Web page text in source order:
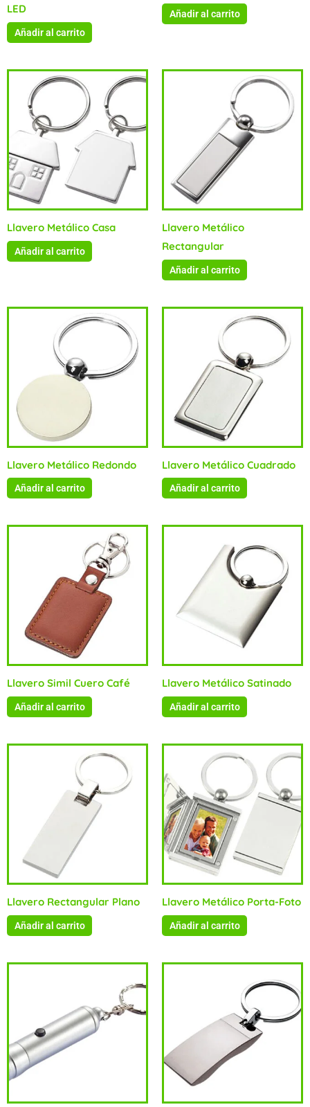
LED
Añadir al carrito
Añadir al carrito
Llavero Metálico Casa
Añadir al carrito
Llavero Metálico
Rectangular
Añadir al carrito
Llavero Metálico Redondo
Añadir al carrito
Llavero Metálico Cuadrado
Añadir al carrito
Llavero Simil Cuero Café
Añadir al carrito
Llavero Metálico Satinado
Añadir al carrito
Llavero Rectangular Plano
Añadir al carrito
Llavero Metálico Porta-Foto
Añadir al carrito